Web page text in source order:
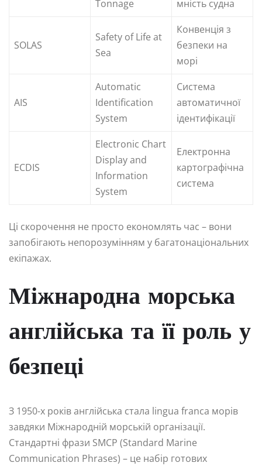
Tonnage
мність судна
SOLAS
Safety of Life at
Sea
Конвенція з
безпеки на
морі
AIS
Automatic
Identification
System
Система
автоматичної
ідентифікації
ECDIS
Electronic Chart
Display and
Information
System
Електронна
картографічна
система
Ці скорочення не просто економлять час – вони
запобігають непорозумінням у багатонаціональних
екіпажах.
Міжнародна морська
англійська та її роль у
безпеці
З 1950-х років англійська стала lingua franca морів
завдяки Міжнародній морській організації.
Стандартні фрази SMCP (Standard Marine
Communication Phrases) – це набір готових